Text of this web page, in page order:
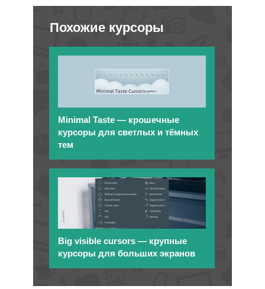
Похожие курсоры
Minimal Taste — крошечные
курсоры для светлых и тёмных
тем
Big visible cursors — крупные
курсоры для больших экранов